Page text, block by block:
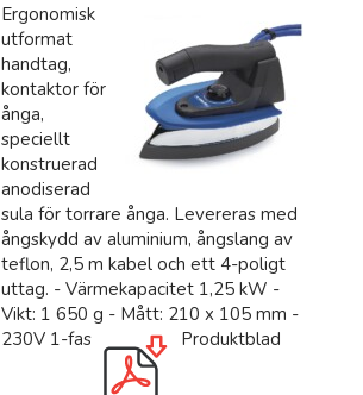
Ergonomisk
utformat
handtag,
kontaktor för
ånga,
speciellt
konstruerad
anodiserad
sula för torrare ånga. Levereras med
ångskydd av aluminium, ångslang av
teflon, 2,5 m kabel och ett 4-poligt
uttag. - Värmekapacitet 1,25 kW -
Vikt: 1 650 g - Mått: 210 x 105 mm -
230V 1-fas
Produktblad